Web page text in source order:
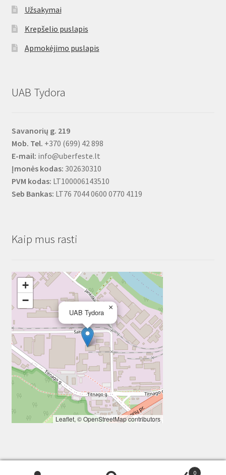
Užsakymai
Krepšelio puslapis
Apmokėjimo puslapis
UAB Tydora
Savanorių g. 219
Mob. Tel. +370 (699) 42 898
E-mail: info@uberfeste.lt
Įmonės kodas: 302630310
PVM kodas: LT100006143510
Seb Bankas: LT76 7044 0600 0770 4119
Kaip mus rasti
UAB Tydora
×
+
−
Leaflet, ©OpenStreetMapcontributors
0